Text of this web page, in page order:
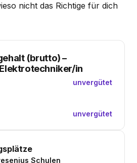
nicht das Richtige für dich
(brutto)–
in
unvergütet
unvergütet
Schulen